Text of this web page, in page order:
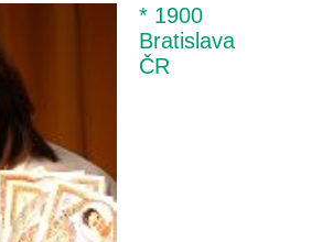
* 1900
Bratislava
ČR